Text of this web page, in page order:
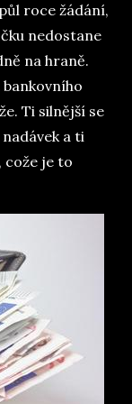
roce žádání,
nedostane
na hraně.
Ti silnější se
a ti
cože je to